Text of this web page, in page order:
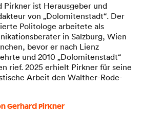
Pirkner ist Herausgeber und
von „Dolomitenstadt“. Der
Politologe arbeitete als
in Salzburg, Wien
bevor er nach Lienz
und 2010 „Dolomitenstadt“
rief. 2025 erhielt Pirkner für seine
Arbeit den Walther-Rode-
Gerhard Pirkner